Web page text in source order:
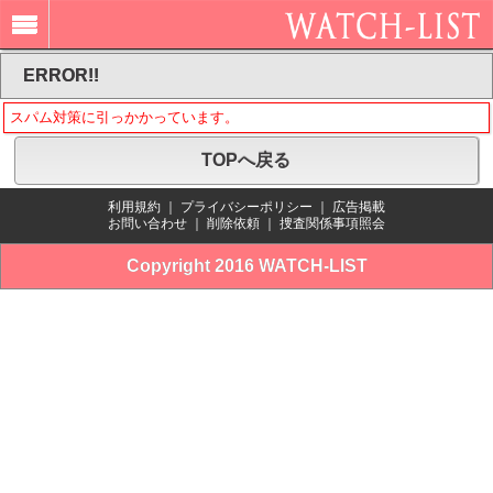
ERROR!!
スパム対策に引っかかっています。
TOPへ戻る
利用規約 プライバシーポリシー
広告掲載
お問い合わせ
削除依頼 捜査関係事項照会
Copyright 2016 WATCH-LIST